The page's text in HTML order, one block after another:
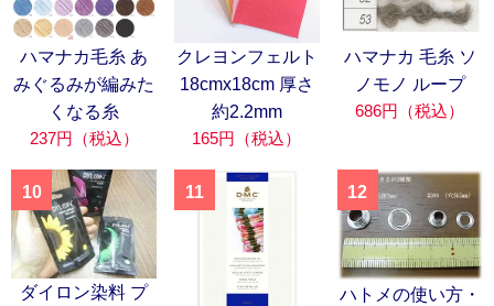
ハマナカ毛糸 あ
みぐるみが編みた
くなる糸
237円（税込）
クレヨンフェルト
18cmx18cm 厚さ
約2.2mm
165円（税込）
ハマナカ 毛糸 ソ
ノモノ ループ
686円（税込）
10
ダイロン染料 プ
11 12
ハトメの使い方・